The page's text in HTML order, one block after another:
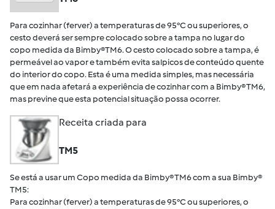
Para cozinhar (ferver) a temperaturas de 95°C ou superiores, o
cesto deverá ser sempre colocado sobre a tampa no lugar do
copo medida da Bimby®TM6. O cesto colocado sobre a tampa, é
permeável ao vapor e também evita salpicos de conteúdo quente
do interior do copo. Esta é uma medida simples, mas necessária
que em nada afetará a experiência de cozinhar com a Bimby® TM6,
mas previne que esta potencial situação possa ocorrer.
Receita criada para
TM5
Se está a usar um Copo medida da Bimby® TM6 com a sua Bimby®
TM5:
Para cozinhar (ferver) a temperaturas de 95°C ou superiores, o